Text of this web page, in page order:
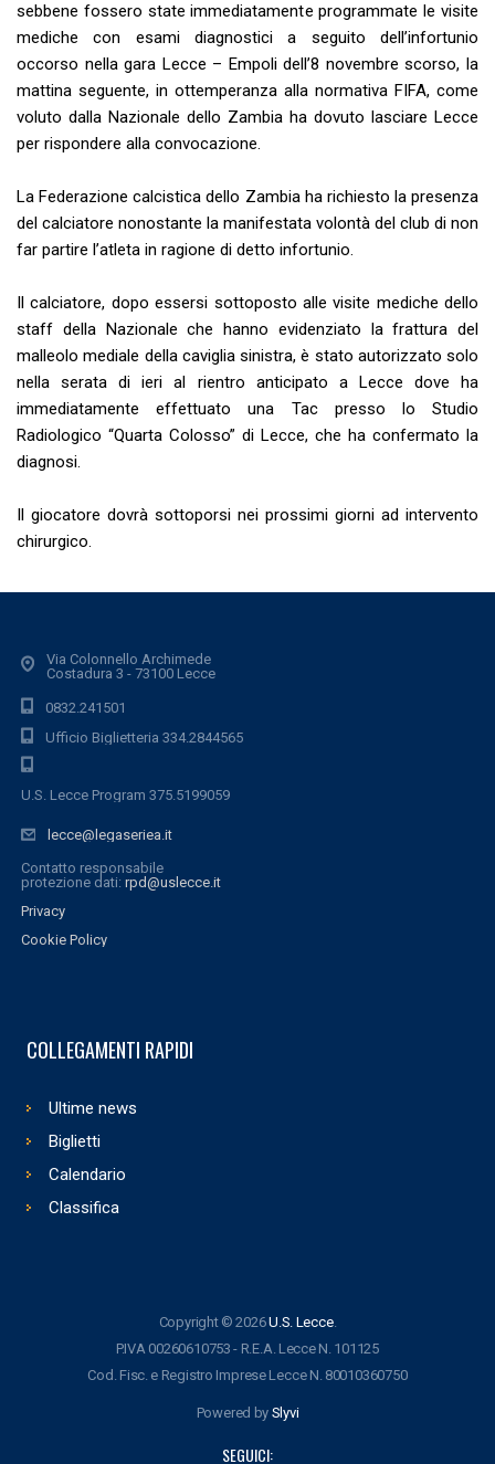
sebbene fossero state immediatamente programmate le visite
mediche con esami diagnostici a seguito dell’infortunio
occorso nella gara Lecce – Empoli dell’8 novembre scorso, la
mattina seguente, in ottemperanza alla normativa FIFA, come
voluto dalla Nazionale dello Zambia ha dovuto lasciare Lecce
per rispondere alla convocazione.
La Federazione calcistica dello Zambia ha richiesto la presenza
del calciatore nonostante la manifestata volontà del club di non
far partire l’atleta in ragione di detto infortunio.
Il calciatore, dopo essersi sottoposto alle visite mediche dello
staff della Nazionale che hanno evidenziato la frattura del
malleolo mediale della caviglia sinistra, è stato autorizzato solo
nella serata di ieri al rientro anticipato a Lecce dove ha
immediatamente effettuato una Tac presso lo Studio
Radiologico “Quarta Colosso” di Lecce, che ha confermato la
diagnosi.
Il giocatore dovrà sottoporsi nei prossimi giorni ad intervento
chirurgico.
Via Colonnello Archimede
Costadura 3 - 73100 Lecce
0832.241501
Ufficio Biglietteria 334.2844565
U.S. Lecce Program 375.5199059
lecce@legaseriea.it
Contatto responsabile
protezione dati: rpd@uslecce.it
Privacy
Cookie Policy
COLLEGAMENTI RAPIDI
Ultime news
Biglietti
Calendario
Classifica
Copyright © 2026U.S. Lecce.
P.IVA 00260610753 - R.E.A. Lecce N. 101125
Cod. Fisc. e Registro Imprese Lecce N. 80010360750
Powered by Slyvi
SEGUICI: